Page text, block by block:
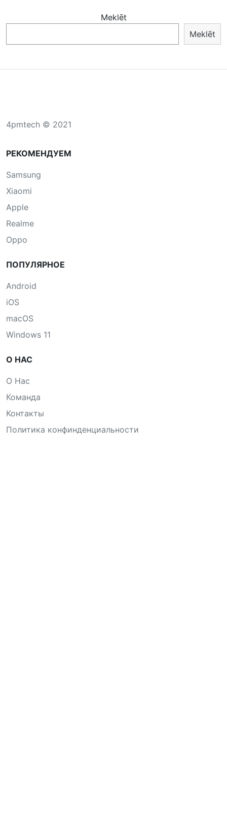
Meklēt
Meklēt
4pmtech © 2021
РЕКОМЕНДУЕМ
Samsung
Xiaomi
Apple
Realme
Oppo
ПОПУЛЯРНОЕ
Android
iOS
macOS
Windows 11
О НАС
О Нас
Команда
Контакты
Политика конфинденциальности